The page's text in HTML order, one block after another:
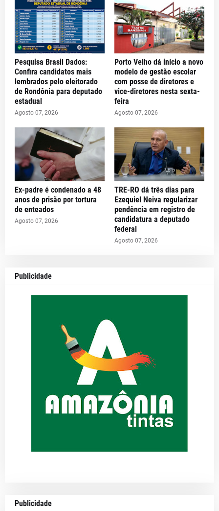
Pesquisa Brasil Dados:
Confira candidatos mais
lembrados pelo eleitorado
de Rondônia para deputado
estadual
Agosto 07, 2026
Porto Velho dá início a novo
modelo de gestão escolar
com posse de diretores e
vice-diretores nesta sexta-
feira
Agosto 07, 2026
Ex-padre é condenado a 48
anos de prisão por tortura
de enteados
Agosto 07, 2026
TRE-RO dá três dias para
Ezequiel Neiva regularizar
pendência em registro de
candidatura a deputado
federal
Agosto 07, 2026
Publicidade
Publicidade